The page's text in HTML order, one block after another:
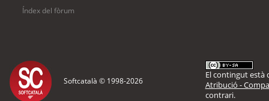
Índex del fòrum
Softcatalà © 1998-2026
El contingut està
Atribució -
contrari.